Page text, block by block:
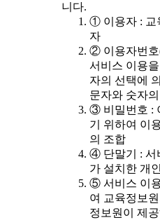
니다.
① 이용자 : 교
자
② 이용자번호
서비스 이용
자의 선택에
문자와 숫자
③ 비밀번호 :
기 위하여 이
의 조합
④ 단말기 : 서
가 설치한 개
⑤ 서비스 이
여 교육정보
정보원이 제